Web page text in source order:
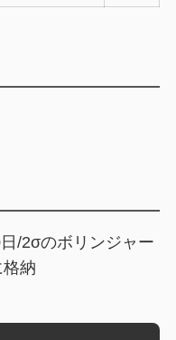
/2σのボリンジャー
納